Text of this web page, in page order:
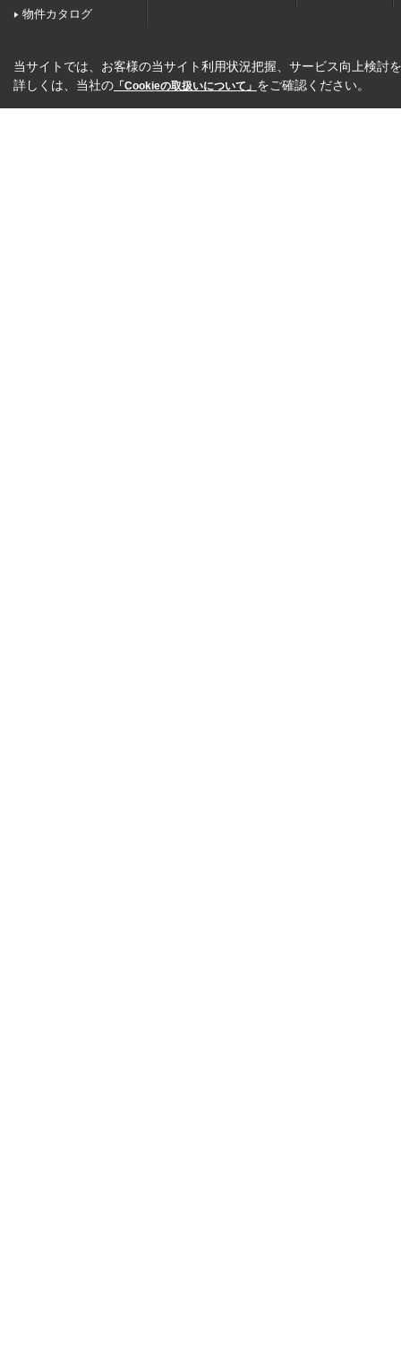
物件カタログ
当サイトでは、お客様の当サイト利用状況把握、サービス向上検討
詳しくは、当社の 「Cookieの取扱いについて」 をご確認ください。